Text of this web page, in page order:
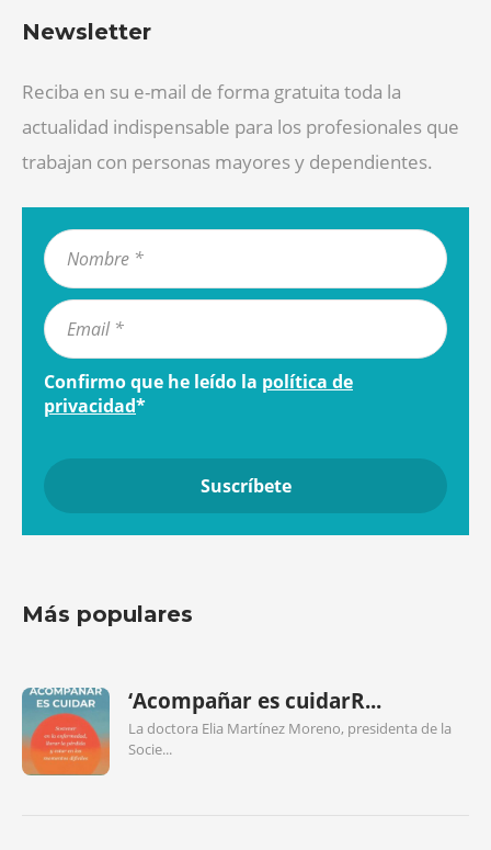
Newsletter
Reciba en su e-mail de forma gratuita toda la
actualidad indispensable para los profesionales que
trabajan con personas mayores y dependientes.
Confirmo que he leído la política de
privacidad*
Más populares
‘Acompañar es cuidarR...
La doctora Elia Martínez Moreno, presidenta de la
Socie...